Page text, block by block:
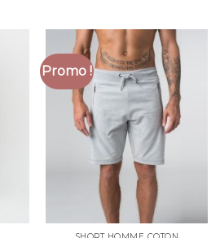
Promo !